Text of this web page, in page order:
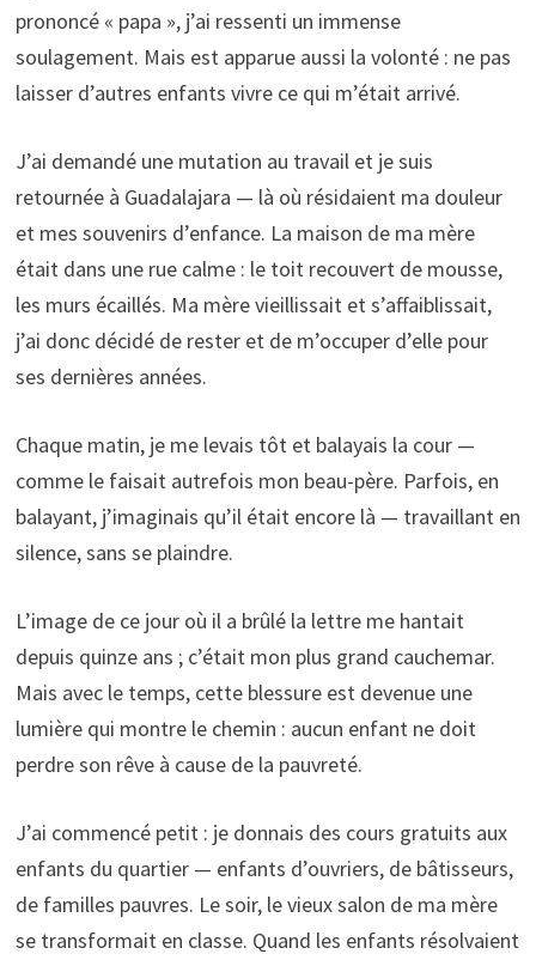
prononcé « papa », j’ai ressenti un immense
soulagement. Mais est apparue aussi la volonté : ne pas
laisser d’autres enfants vivre ce qui m’était arrivé.
J’ai demandé une mutation au travail et je suis
retournée à Guadalajara — là où résidaient ma douleur
et mes souvenirs d’enfance. La maison de ma mère
était dans une rue calme : le toit recouvert de mousse,
les murs écaillés. Ma mère vieillissait et s’affaiblissait,
j’ai donc décidé de rester et de m’occuper d’elle pour
ses dernières années.
Chaque matin, je me levais tôt et balayais la cour —
comme le faisait autrefois mon beau-père. Parfois, en
balayant, j’imaginais qu’il était encore là — travaillant en
silence, sans se plaindre.
L’image de ce jour où il a brûlé la lettre me hantait
depuis quinze ans ; c’était mon plus grand cauchemar.
Mais avec le temps, cette blessure est devenue une
lumière qui montre le chemin : aucun enfant ne doit
perdre son rêve à cause de la pauvreté.
J’ai commencé petit : je donnais des cours gratuits aux
enfants du quartier — enfants d’ouvriers, de bâtisseurs,
de familles pauvres. Le soir, le vieux salon de ma mère
se transformait en classe. Quand les enfants résolvaient